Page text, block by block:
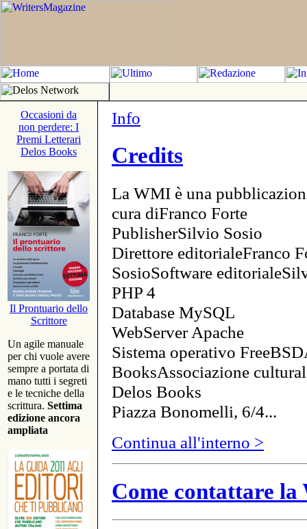
Occasioni da
non perdere: I
Premi Letterari
Delos Books
Il Prontuario dello
Scrittore
Un agile manuale
per chi vuole avere
sempre a portata di
mano tutti i segreti
e le tecniche della
scrittura. Settima
edizione ancora
ampliata
Info
Credits
La WMI è una
cura diFranco Forte
PublisherSilvio Sosio
Direttore editorialeFranco
SosioSoftware
PHP 4
Database MySQL
WebServer Apache
Sistema operativo
BooksAssociazione
Delos Books
Piazza Bonomelli, 6/4...
Continua all'interno >
Come contattare